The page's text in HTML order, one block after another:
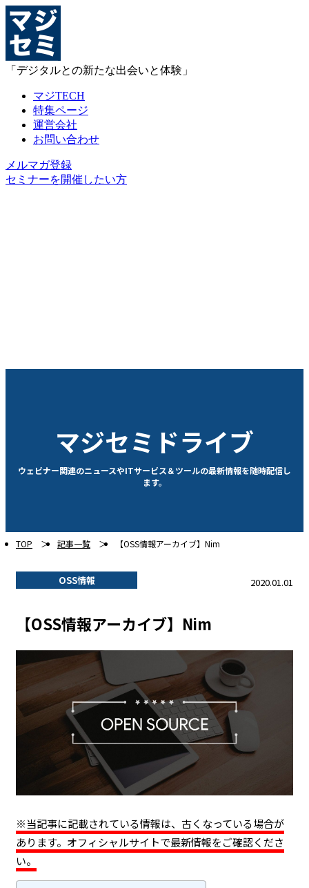
「デジタルとの新たな出会いと体験」
マジTECH
特集ページ
運営会社
お問い合わせ
メルマガ登録
セミナーを開催したい方
マジセミドライブ
ウェビナー関連のニュースやITサービス＆ツールの最新情報を随時配信し
ます。
TOP 記事一覧 【OSS情報アーカイブ】Nim
OSS情報 2020.01.01
【OSS情報アーカイブ】Nim
※当記事に記載されている情報は、古くなっている場合が
あります。オフィシャルサイトで最新情報をご確認くださ
い。